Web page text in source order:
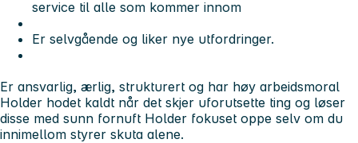
service til alle som kommer innom
Er selvgående og liker nye utfordringer.
Er ansvarlig, ærlig, strukturert og har høy arbeidsmoral
Holder hodet kaldt når det skjer uforutsette ting og løser
disse med sunn fornuft Holder fokuset oppe selv om du
innimellom styrer skuta alene.